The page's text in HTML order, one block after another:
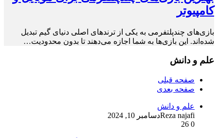
کامپیوتر
بازی‌های چندپلتفرمی به یکی از ترندهای اصلی دنیای گیم تبدیل
شده‌اند. این بازی‌ها به شما اجازه می‌دهند تا بدون محدودیت…
علم و دانش
صفحه قبلی
صفحه بعدی
علم و دانش
Reza najafiدسامبر 10, 2024
0